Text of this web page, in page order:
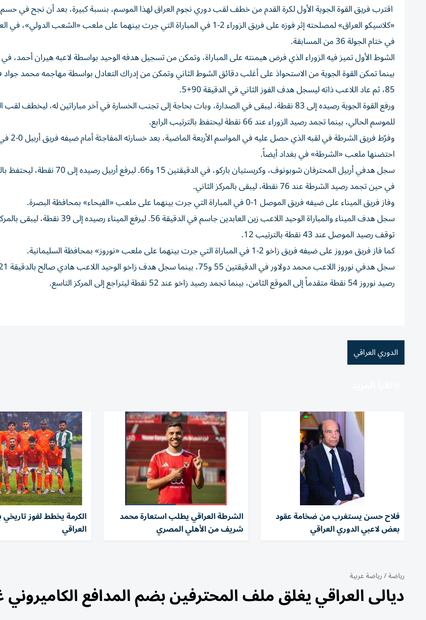
اقترب فريق القوة الجوية الأول لكرة القدم من خطف لقب دوري نجوم العراق لهذا الموسم، بنسبة كبيرة، بعد أن نجح في حسم
«كلاسيكو العراق» لمصلحته إثر فوزه على فريق الزوراء 2-1 في المباراة التي جرت بينهما على ملعب «الشعب
في ختام الجولة 36 من المسابقة.
بينما تمكن القوة الجوية من الاستحواذ على أغلب دقائق الشوط الثاني وتمكن من إدراك التعادل بواسطة مهاجمه محمد جواد
85، ثم عاد اللاعب ذاته ليسجل هدف الفوز الثاني في الدقيقة 90+5.
ورفع القوة الجوية رصيده إلى 83 نقطة، ليبقى في الصدارة، وبات بحاجة إلى تجنب الخسارة في آخر مباراتين له، ليخطف
للموسم الحالي، بينما تجمد رصيد الزوراء عند 66 نقطة ليحتفظ بالترتيب الرابع.
وفرّط فريق
احتضنها ملعب «الشرطة» في بغداد أيضاً.
سجل هدفي أربيل المحترفان شوبونوف، وكريستيان باركو، في الدقيقتين
في حين تجمد رصيد الشرطة عند 76 نقطة، ليبقى بالمركز الثاني.
وفاز فريق الميناء على ضيفه فريق الموصل 1-0 في المباراة التي جرت بينهما على ملعب «الفيحاء» بمحافظة البصرة.
توقف رصيد الموصل عند 43 نقطة بالترتيب 12.
كما فاز فريق موروز على ضيفه فريق زاخو 2-1 في المباراة التي جرت بينهما على ملعب «نوروز» بمحافظة السليمانية.
رصيد نوروز 54 نقطة متقدماً إلى الموقع الثامن، بينما تجمد رصيد زاخو عند 52 نقطة ليتراجع إلى المركز التاسع.
الدوري العراقي
فلاح حسن يستغرب من ضخامة عقود
بعض لاعبي الدوري العراقي
الشرطة العراقي يطلب استعارة محمد
شريف من الأهلي المصري
الكرمة يخطط لفوز
العراقي
رياضة/رياضة عربية
ديالى العراقي يغلق ملف المحترفين بضم المدافع الكاميروني